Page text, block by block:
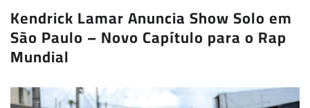
Kendrick Lamar Anuncia Show Solo em
São Paulo – Novo Capítulo para o Rap
Mundial